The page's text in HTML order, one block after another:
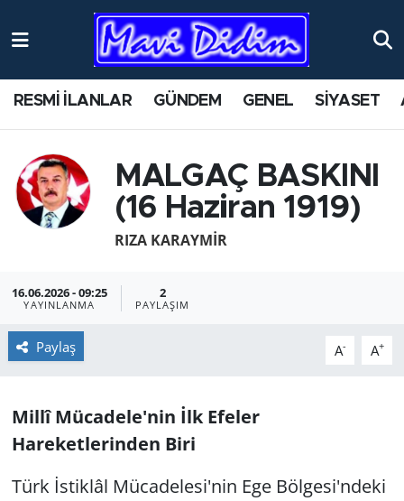
RESMİ İLANLAR GÜNDEM GENEL SİYASET
MALGAÇ BASKINI
(16 Haziran 1919)
RIZA KARAYMIR
16.06.2026 - 09:25
YAYINLANMA
2
PAYLAŞIM
Paylaş A- A+
Millî Mücadele'nin İlk Efeler
Hareketlerinden Biri
Türk İstiklâl Mücadelesi'nin Ege Bölgesi'ndeki
ANTİK YERLER
AYDIN
BİLİM VE TEKNOLOJİ
EĞİTİM
EKONOMİ
GÜNDEM
HABERDE İNSAN
Nöbetçi Eczaneler
Namaz Vakitleri
Trafik Durumu
Süper Lig Puan Durumu ve Fikstür
Tüm Manşetler
Son Dakika Haberleri